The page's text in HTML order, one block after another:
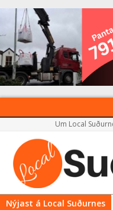
Um Local
Nýjast á Local Suðurnes